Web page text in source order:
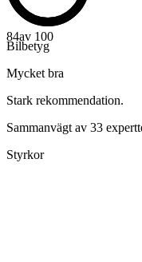
84av 100
Bilbetyg
Mycket bra
Stark rekommendation.
Sammanvägt av 33
Styrkor